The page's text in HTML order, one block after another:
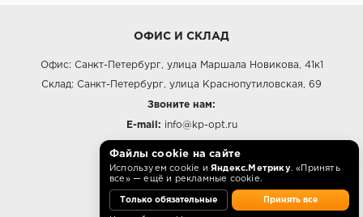
ОФИС И СКЛАД
Офис: Санкт-Петербург, улица Маршала Новикова, 41к1
Склад: Санкт-Петербург, улица Краснопутиловская, 69
Звоните нам:
E-mail: info@kp-opt.ru
10:00 - 18:00 пн-пт.
Файлы cookie на сайте
Используем cookie и Яндекс.Метрику. «Принять
все» — ещё и рекламные cookie.
Только обязательные Принять все